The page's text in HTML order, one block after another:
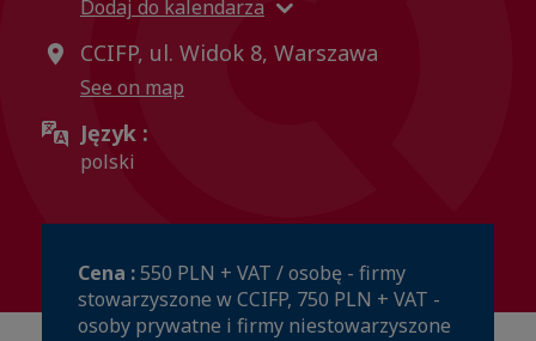
Dodaj do kalendarza
CCIFP, ul. Widok 8, Warszawa
See on map
Język :
polski
Cena :550 PLN + VAT / osobę - firmy
stowarzyszone w CCIFP, 750 PLN + VAT -
osoby prywatne i firmy niestowarzyszone